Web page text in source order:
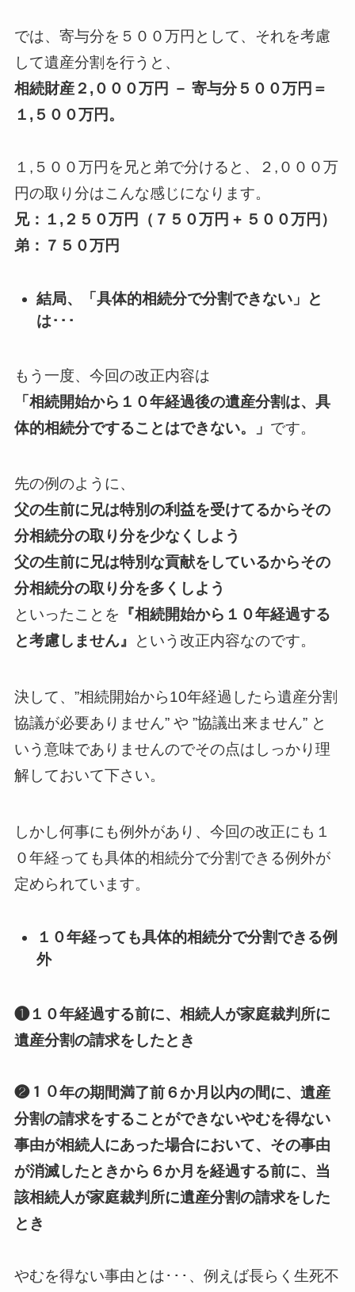
では、寄与分を５００万円として、それを考慮
して遺産分割を行うと、
相続財産２,０００万円 － 寄与分５００万円＝
１,５００万円。
１,５００万円を兄と弟で分けると、２,０００万
円の取り分はこんな感じになります。
兄：１,２５０万円（７５０万円 + ５００万円）
弟：７５０万円
結局、「具体的相続分で分割できない」と
は･･･
もう一度、今回の改正内容は
「相続開始から１０年経過後の遺産分割は、具
体的相続分ですることはできない。」 です。
先の例のように、
父の生前に兄は特別の利益を受けてるからその
分相続分の取り分を少なくしよう
父の生前に兄は特別な貢献をしているからその
分相続分の取り分を多くしよう
といったことを 『相続開始から１０年経過する
と考慮しません』
という改正内容なのです。
決して、”相続開始から10年経過したら遺産分割
協議が必要ありません” や ”協議出来ません” と
いう意味でありませんのでその点はしっかり理
解しておいて下さい。
しかし何事にも例外があり、今回の改正にも１
０年経っても具体的相続分で分割できる例外が
定められています。
１０年経っても具体的相続分で分割できる例
外
❶１０年経過する前に、相続人が家庭裁判所に
遺産分割の請求をしたとき
❷１０年の期間満了前６か月以内の間に、遺産
分割の請求をすることができないやむを得ない
事由が相続人にあった場合において、その事由
が消滅したときから６か月を経過する前に、当
該相続人が家庭裁判所に遺産分割の請求をした
とき
やむを得ない事由とは･･･、例えば長らく生死不